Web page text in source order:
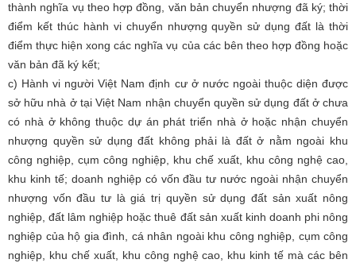
thành nghĩa vụ theo hợp đồng, văn bản chuyển nhượng đã ký; thời
điểm kết thúc hành vi chuyển nhượng quyền sử dụng đất là thời
điểm thực hiện xong các nghĩa vụ của các bên theo hợp đồng hoặc
văn bản đã ký kết;
c) Hành vi người Việt Nam định cư ở nước ngoài thuộc diện được
sở hữu nhà ở tại Việt Nam nhận chuyển quyền sử dụng đất ở chưa
có nhà ở không thuộc dự án phát triển nhà ở hoặc nhận chuyển
nhượng quyền sử dụng đất không phải là đất ở nằm ngoài khu
công nghiệp, cụm công nghiệp, khu chế xuất, khu công nghệ cao,
khu kinh tế; doanh nghiệp có vốn đầu tư nước ngoài nhận chuyển
nhượng vốn đầu tư là giá trị quyền sử dụng đất sản xuất nông
nghiệp, đất lâm nghiệp hoặcthuê đất sản xuất kinh doanh phi nông
nghiệp của hộ gia đình, cá nhân ngoài khu công nghiệp, cụm công
nghiệp, khu chế xuất, khu công nghệ cao, khu kinh tế mà các bên